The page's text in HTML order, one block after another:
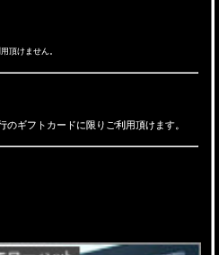
頂けません。
ギフトカードに限りご利用頂けます。